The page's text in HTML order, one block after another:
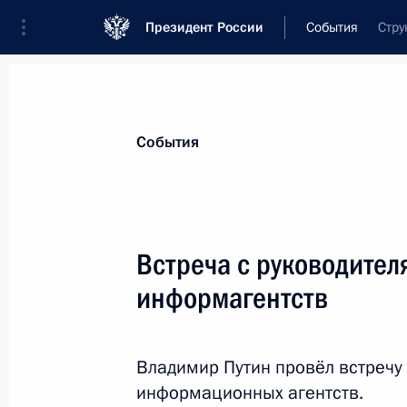
Президент России События
Новости
Послания Федеральному Собранию
Заявления по важнейшим вопросам
Речи и обращения
События
Встреча с
информагентств
Владимир Путин провёл
информационных агентств.